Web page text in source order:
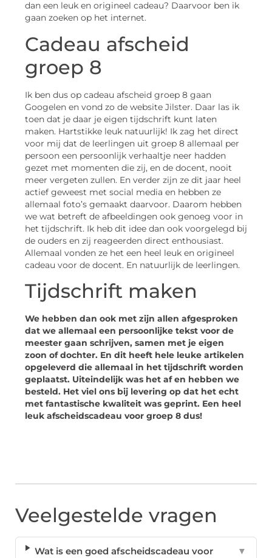
dan een leuk en origineel cadeau? Daarvoor ben ik
gaan zoeken op het internet.
Cadeau afscheid
groep 8
Ik ben dus op cadeau afscheid groep 8 gaan
Googelen en vond zo de website Jilster. Daar las ik
toen dat je daar je eigen tijdschrift kunt laten
maken. Hartstikke leuk natuurlijk! Ik zag het direct
voor mij dat de leerlingen uit groep 8 allemaal per
persoon een persoonlijk verhaaltje neer hadden
gezet met momenten die zij, en de docent, nooit
meer vergeten zullen. En verder zijn ze dit jaar heel
actief geweest met social media en hebben ze
allemaal foto’s gemaakt daarvoor. Daarom hebben
we wat betreft de afbeeldingen ook genoeg voor in
het tijdschrift. Ik heb dit idee dan ook voorgelegd bij
de ouders en zij reageerden direct enthousiast.
Allemaal vonden ze het een heel leuk en origineel
cadeau voor de docent. En natuurlijk de leerlingen.
Tijdschrift maken
We hebben dan ook met zijn allen afgesproken
dat we allemaal een persoonlijke tekst voor de
meester gaan schrijven, samen met je eigen
zoon of dochter. En dit heeft hele leuke artikelen
opgeleverd die allemaal in het tijdschrift worden
geplaatst. Uiteindelijk was het af en hebben we
besteld. Het viel ons bij levering op dat het echt
met fantastische kwaliteit was geprint. Een heel
leuk afscheidscadeau voor groep 8 dus!
Veelgestelde vragen
Wat is een goed afscheidscadeau voor
▼